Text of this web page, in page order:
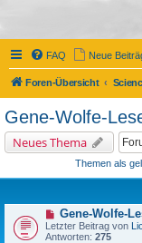
FAQ Neue
Foren-Übersicht
Gene-Wolfe-
Neues Thema
Themen als
Gene-Wolfe-
Letzter Beitrag von
Antworten: 275